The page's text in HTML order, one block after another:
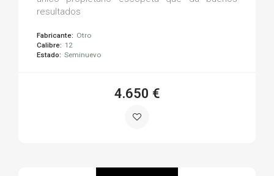
resultados
Fabricante: Otro
Calibre: 12
Estado: Seminuevo
4.650 €